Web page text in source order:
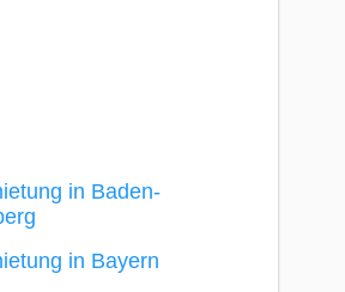
in Baden-
in Bayern